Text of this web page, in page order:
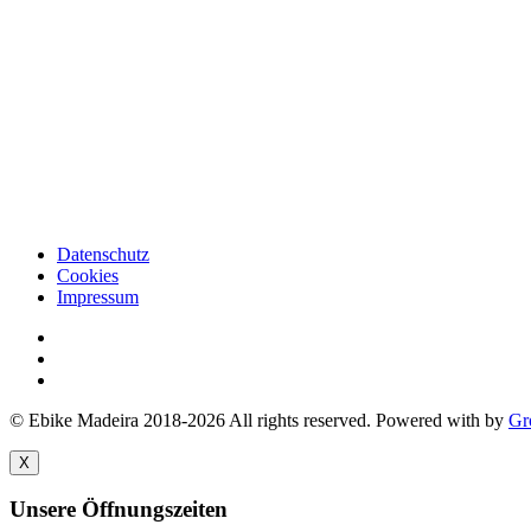
Datenschutz
Cookies
Impressum
© Ebike Madeira 2018-2026 All rights reserved. Powered with by
X
Unsere Öffnungszeiten